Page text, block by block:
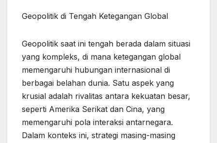
Geopolitik di Tengah Ketegangan Global
Geopolitik saat ini tengah berada dalam situasi
yang kompleks, di mana ketegangan global
memengaruhi hubungan internasional di
berbagai belahan dunia. Satu aspek yang
krusial adalah rivalitas antara kekuatan besar,
seperti Amerika Serikat dan Cina, yang
memengaruhi pola interaksi antarnegara.
Dalam konteks ini, strategi masing-masing